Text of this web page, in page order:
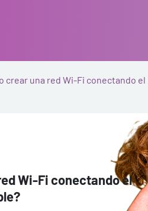
crear una red Wi-Fi conectando el
Wi-Fi conectando el